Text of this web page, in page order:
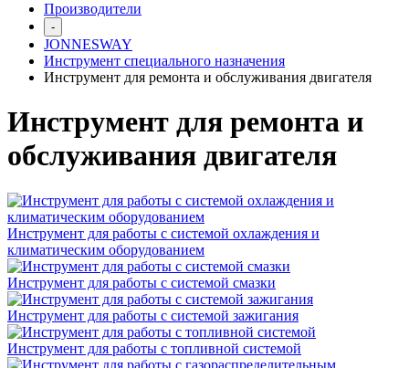
Производители
-
JONNESWAY
Инструмент специального назначения
Инструмент для ремонта и обслуживания двигателя
Инструмент для ремонта и
обслуживания двигателя
Инструмент для работы с системой охлаждения и
климатическим оборудованием
Инструмент для работы с системой смазки
Инструмент для работы с системой зажигания
Инструмент для работы с топливной системой